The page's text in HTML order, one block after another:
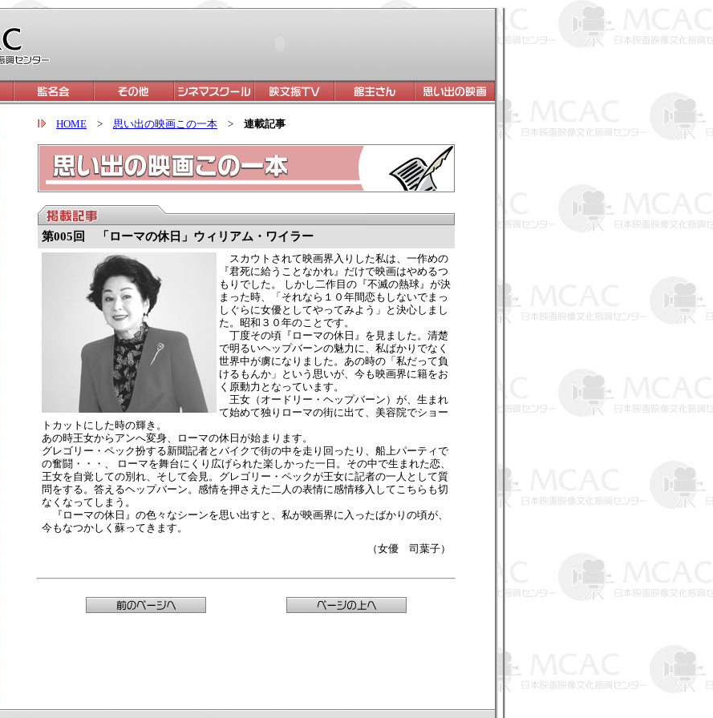
HOME > 思い出の映画この一本 > 連載記事
第005回 「ローマの休日」ウィリアム・ワイラー
スカウトされて映画界入りした私は、一作めの
『君死に給うことなかれ』だけで映画はやめるつ
もりでした。 しかし二作目の『不滅の熱球』が決
まった時、「それなら１０年間恋もしないでまっ
しぐらに女優としてやってみよう」と決心しまし
た。昭和３０年のことです。
丁度その頃『ローマの休日』を見ました。清楚
で明るいヘップバーンの魅力に、私ばかりでなく
世界中が虜になりました。あの時の「私だって負
けるもんか」という思いが、今も映画界に籍をお
く原動力となっています。
王女（オードリー・ヘップバーン）が、生まれ
て始めて独りローマの街に出て、美容院でショー
トカットにした時の輝き。
あの時王女からアンへ変身、ローマの休日が始まります。
グレゴリー・ペック扮する新聞記者とバイクで街の中を走り回ったり、船上パーティで
の奮闘・・・、 ローマを舞台にくり広げられた楽しかった一日。その中で生まれた恋、
王女を自覚しての別れ、そして会見。グレゴリー・ペックが王女に記者の一人として質
問をする。答えるヘップバーン。感情を押さえた二人の表情に感情移入してこちらも切
なくなってしまう。
『ローマの休日』の色々なシーンを思い出すと、私が映画界に入ったばかりの頃が、
今もなつかしく蘇ってきます。
（女優 司葉子）